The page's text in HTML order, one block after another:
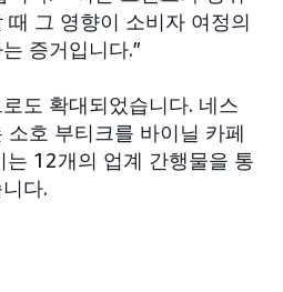
그 영향이 소비자 여정의
증거입니다.”
도 확대되었습니다. 네스
소호 부티크를 바이닐 카페
는 12개의 업계 간행물을 통
다.